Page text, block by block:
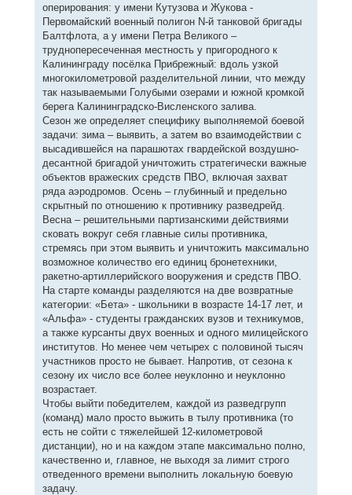
оперирования: у имени Кутузова и Жукова -
Первомайский военный полигон N-й танковой бригады
Балтфлота, а у имени Петра Великого –
труднопересеченная местность у пригородного к
Калининграду посёлка Прибрежный: вдоль узкой
многокилометровой разделительной линии, что между
так называемыми Голубыми озерами и южной кромкой
берега Калининградско-Висленского залива.
Сезон же определяет специфику выполняемой боевой
задачи: зима – выявить, а затем во взаимодействии с
высадившейся на парашютах гвардейской воздушно-
десантной бригадой уничтожить стратегически важные
объектов вражеских средств ПВО, включая захват
ряда аэродромов. Осень – глубинный и предельно
скрытный по отношению к противнику разведрейд.
Весна – решительными партизанскими действиями
сковать вокруг себя главные силы противника,
стремясь при этом выявить и уничтожить максимально
возможное количество его единиц бронетехники,
ракетно-артиллерийского вооружения и средств ПВО.
На старте команды разделяются на две возвратные
категории: «Бета» - школьники в возрасте 14-17 лет, и
«Альфа» - студенты гражданских вузов и техникумов,
а также курсанты двух военных и одного милицейского
институтов. Но менее чем четырех с половиной тысяч
участников просто не бывает. Напротив, от сезона к
сезону их число все более неуклонно и неуклонно
возрастает.
Чтобы выйти победителем, каждой из разведгрупп
(команд) мало просто выжить в тылу противника (то
есть не сойти с тяжелейшей 12-километровой
дистанции), но и на каждом этапе максимально полно,
качественно и, главное, не выходя за лимит строго
отведенного времени выполнить локальную боевую
задачу.